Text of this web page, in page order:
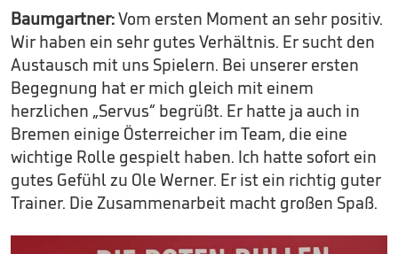
Baumgartner:Vom ersten Moment an sehr positiv.
Wir haben ein sehr gutes Verhältnis. Er sucht den
Austausch mit uns Spielern. Bei unserer ersten
Begegnung hat er mich gleich mit einem
herzlichen „Servus“ begrüßt. Er hatte ja auch in
Bremen einige Österreicher im Team, die eine
wichtige Rolle gespielt haben. Ich hatte sofort ein
gutes Gefühl zu Ole Werner. Er ist ein richtig guter
Trainer. Die Zusammenarbeit macht großen Spaß.